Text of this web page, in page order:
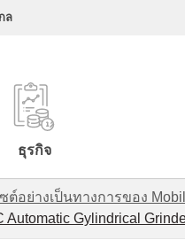
ล
ธุรกิจ
ย่างเป็นทางการของ
Automatic Gylindrical